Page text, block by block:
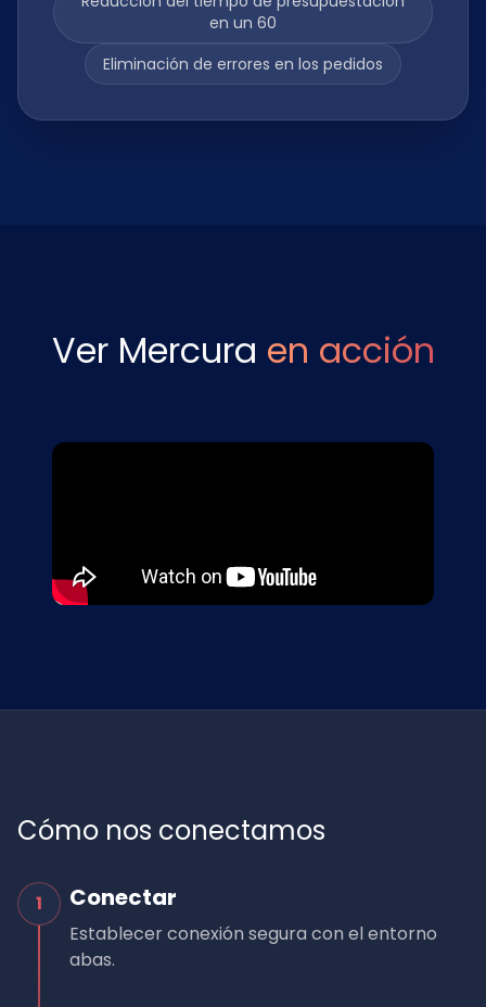
en un 60
Eliminación de errores en los pedidos
Ver Mercura en acción
Cómo nos conectamos
1 Conectar
Establecer conexión segura con el entorno
abas.